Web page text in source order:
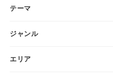
テーマ
ジャンル
エリア